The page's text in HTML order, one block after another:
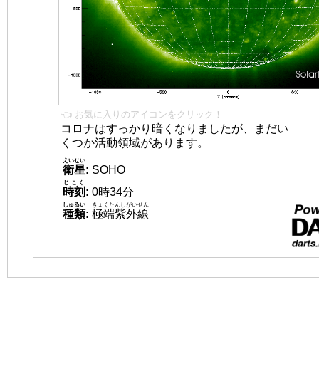
👈 お気に入りのアイコンをクリック！
コロナはすっかり暗くなりましたが、まだい
くつか活動領域があります。
衛星
えいせい
: SOHO
時刻
じこく
: 0時34分
種類
しゅるい
: 極端紫外線
きょくたんしがいせん